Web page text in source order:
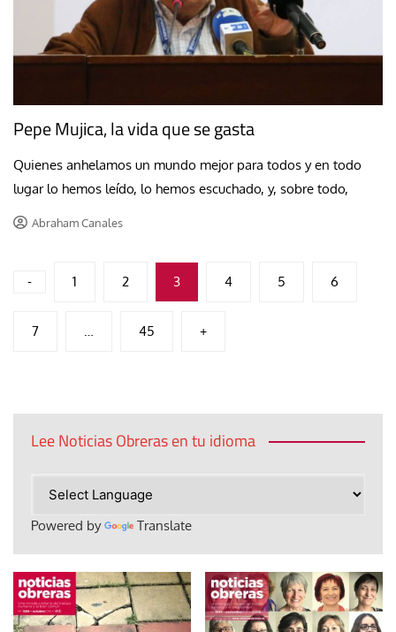
Pepe Mujica, la vida que se gasta
Quienes anhelamos un mundo mejor para todos y en todo
lugar lo hemos leído, lo hemos escuchado, y, sobre todo,
Abraham Canales
Paginación
entradas
- 1 2 3 4 5 6
7 … 45 +
Lee Noticias Obreras en tu idioma
Powered by Translate